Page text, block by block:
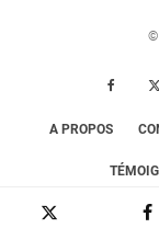
©
A PROPOS